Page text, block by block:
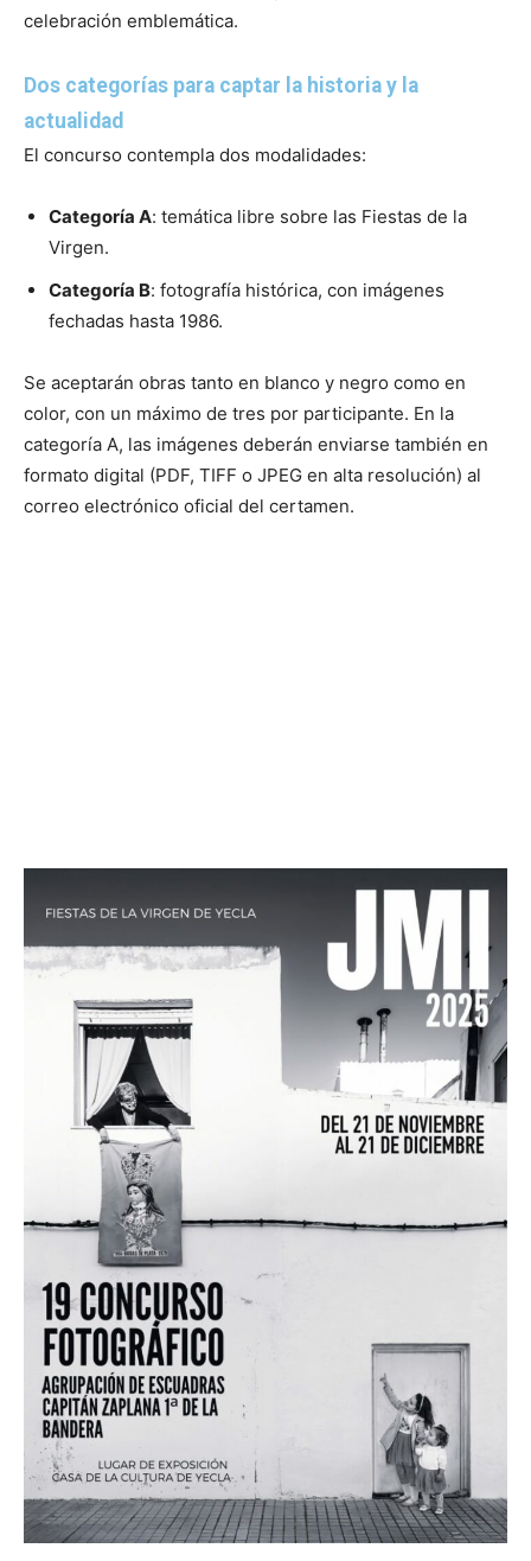
celebración emblemática.
Dos categorías para captar la historia y la
actualidad
El concurso contempla dos modalidades:
Categoría A: temática libre sobre las Fiestas de la
Virgen.
Categoría B: fotografía histórica, con imágenes
fechadas hasta 1986.
Se aceptarán obras tanto en blanco y negro como en
color, con un máximo de tres por participante. En la
categoría A, las imágenes deberán enviarse también en
formato digital (PDF, TIFF o JPEG en alta resolución) al
correo electrónico oficial del certamen.